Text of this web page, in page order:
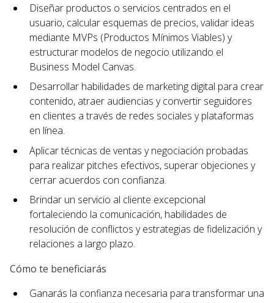
Diseñar productos o servicios centrados en el
usuario, calcular esquemas de precios, validar ideas
mediante MVPs (Productos Mínimos Viables) y
estructurar modelos de negocio utilizando el
Business Model Canvas.
Desarrollar habilidades de marketing digital para crear
contenido, atraer audiencias y convertir seguidores
en clientes a través de redes sociales y plataformas
en línea.
Aplicar técnicas de ventas y negociación probadas
para realizar pitches efectivos, superar objeciones y
cerrar acuerdos con confianza.
Brindar un servicio al cliente excepcional
fortaleciendo la comunicación, habilidades de
resolución de conflictos y estrategias de fidelización y
relaciones a largo plazo.
Cómo te beneficiarás
Ganarás la confianza necesaria para transformar una